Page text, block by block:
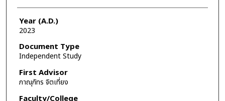
Year (A.D.)
2023
Document Type
Independent Study
First Advisor
ภาณุภัทร จิตเที่ยง
Faculty/College